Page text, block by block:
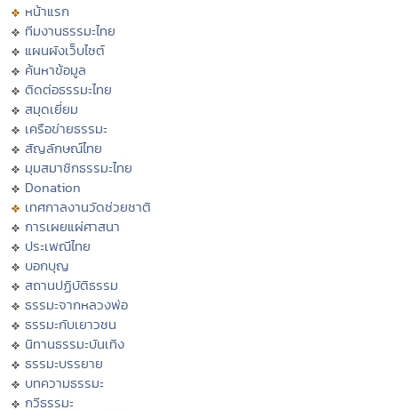
หน้าแรก
ทีมงานธรรมะไทย
แผนผังเว็บไซต์
ค้นหาข้อมูล
ติดต่อธรรมะไทย
สมุดเยี่ยม
เครือข่ายธรรมะ
สัญลักษณ์ไทย
มุมสมาชิกธรรมะไทย
Donation
เทศกาลงานวัดช่วยชาติ
การเผยแผ่ศาสนา
ประเพณีไทย
บอกบุญ
สถานปฏิบัติธรรม
ธรรมะจากหลวงพ่อ
ธรรมะกับเยาวชน
นิทานธรรมะบันเทิง
ธรรมะบรรยาย
บทความธรรมะ
กวีธรรมะ